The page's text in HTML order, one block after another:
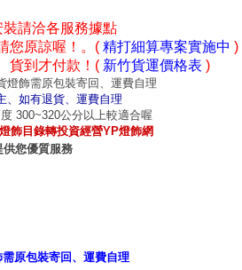
請洽各服務據點
您原諒喔！。( 精打細算專案實施中 )
貨到才付款！( 新竹貨運價格表 )
燈飾需原包裝寄回、運費自理
、如有退貨、運費自理
300~320公分以上較適合喔
飾目錄轉投資經營YP燈飾網
供您優質服務
原包裝寄回、運費自理